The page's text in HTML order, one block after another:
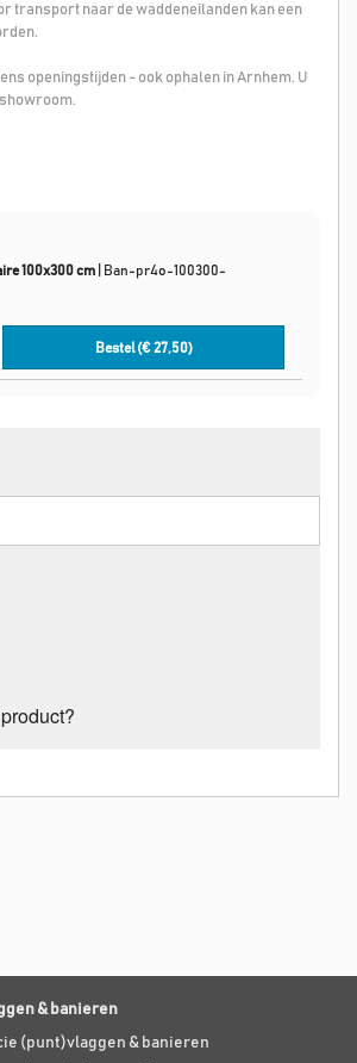
transport naar de waddeneilanden kan een
openingstijden - ook ophalen in Arnhem. U
100x300 cm
Ban-pr4o-100300-
Bestel (€27,50)
& banieren
(punt)vlaggen & banieren